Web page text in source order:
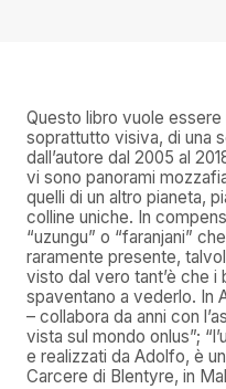
Questo libro vuole
soprattutto visiva, di una
dall’autore dal 2005 al
vi sono panorami
quelli di un altro pianeta,
colline uniche. In
“uzungu” o “faranjani”
raramente presente,
visto dal vero tant’è che
spaventano a vederlo. In
– collabora da anni con
vista sul mondo onlus”;
e realizzati da Adolfo, è
Carcere di Blentyre, in